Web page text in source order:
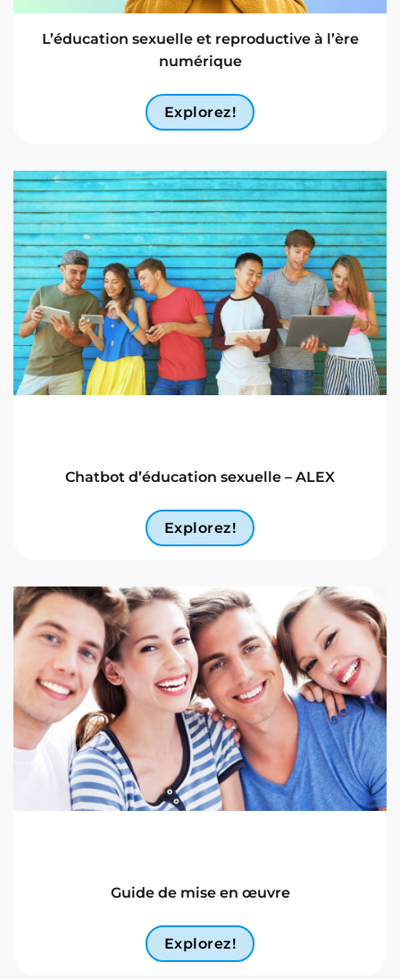
L’éducation sexuelle et reproductive à l’ère
numérique
Explorez!
Contenu écrit
Contenu multimédia
Chatbot
Chatbot d’éducation sexuelle – ALEX
Explorez!
Manuel de l’utilisateur
Manuel de création
Recommandations
pratiques
Guide de mise en œuvre
Explorez!